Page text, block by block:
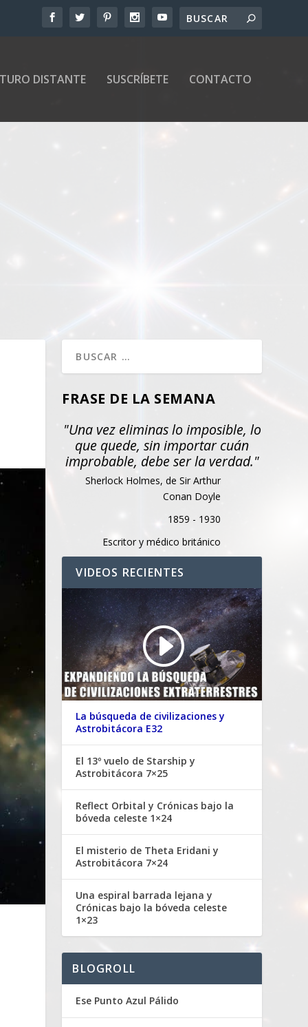
DISTANTE SUSCRÍBETE CONTACTO
FRASE DE LA SEMANA
"Una vez eliminas lo imposible, lo
que quede, sin importar cuán
improbable, debe ser la verdad."
Sherlock Holmes, de Sir Arthur
Conan Doyle
1859 - 1930
Escritor y médico británico
VIDEOS RECIENTES
La búsqueda de civilizaciones y
Astrobitácora E32
El 13º vuelo de Starship y
Astrobitácora 7×25
Reflect Orbital y Crónicas bajo la
bóveda celeste 1×24
El misterio de Theta Eridani y
Astrobitácora 7×24
Una espiral barrada lejana y
Crónicas bajo la bóveda celeste
1×23
BLOGROLL
Ese Punto Azul Pálido